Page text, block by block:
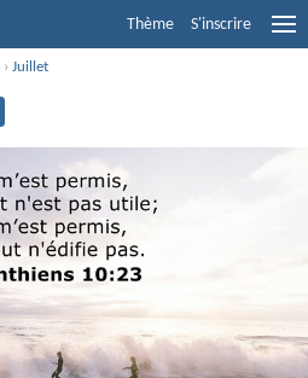
Thème S'inscrire
›Juillet